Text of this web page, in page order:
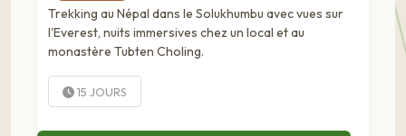
Trekking au Népal dans le Solukhumbu avec vues sur
l'Everest, nuits immersives chez un local et au
monastère Tubten Choling.
15 JOURS